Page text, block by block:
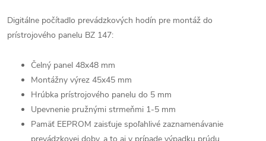
Digitálne počítadlo prevádzkových hodín pre montáž do
prístrojového panelu BZ 147:
Čelný panel 48x48 mm
Montážny výrez 45x45 mm
Hrúbka prístrojového panelu do 5 mm
Upevnenie pružnými strmeňmi 1-5 mm
Pamäť EEPROM zaisťuje spoľahlivé zaznamenávanie